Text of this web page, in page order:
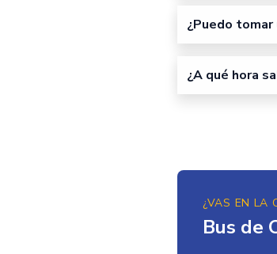
¿Puedo
¿A qué hora
¿VAS EN LA
Bus de